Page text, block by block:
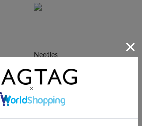
Needles